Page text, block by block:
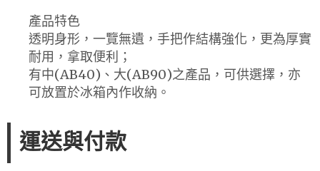
產品特色
透明身形，一覽無遺，手把作結構強化，更為厚實
耐用，拿取便利；
有中(AB40)、大(AB90)之產品，可供選擇，亦
可放置於冰箱內作收納。
運送與付款